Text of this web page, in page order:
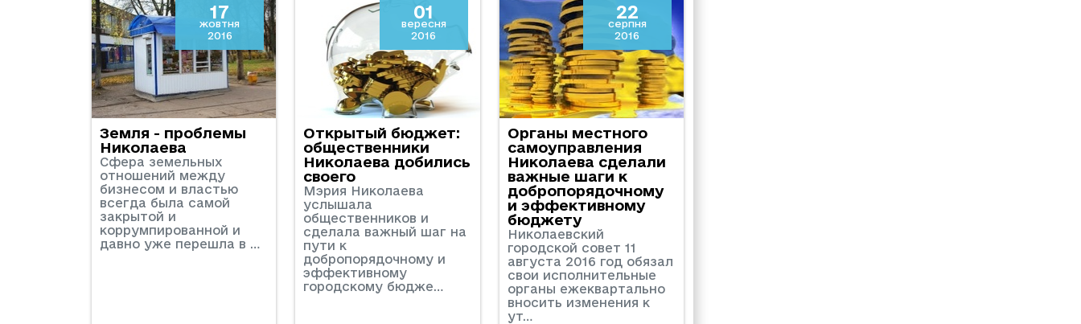
17
жовтня
2016
Земля - проблемы
Николаева
Сфера земельных
отношений между
бизнесом и властью
всегда была самой
закрытой и
коррумпированной и
давно уже перешла в …
01
вересня
2016
Открытый бюджет:
общественники
Николаева добились
своего
Мэрия Николаева
услышала
общественников и
сделала важный шаг на
пути к
добропорядочному и
эффективному
городскому бюдже…
22
серпня
2016
Органы местного
самоуправления
Николаева сделали
важные шаги к
добропорядочному
и эффективному
бюджету
Николаевский
городской совет 11
августа 2016 год обязал
свои исполнительные
органы ежеквартально
вносить изменения к
ут…